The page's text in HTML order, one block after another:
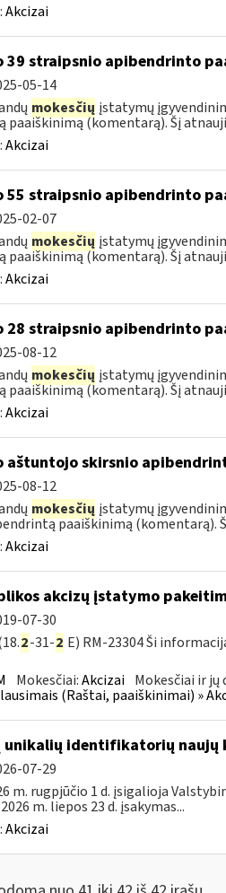
Akcizai
39 straipsnio apibendrinto
05-14
mokesčių įstatymų
(komentarą). Šį
Akcizai
55 straipsnio apibendrinto
02-07
mokesčių įstatymų
(komentarą). Šį
Akcizai
28 straipsnio apibendrinto
08-12
mokesčių įstatymų
(komentarą). Šį
Akcizai
aštuntojo skirsnio
08-12
mokesčių įstatymų
paaiškinimą (komentarą).
Akcizai
akcizų įstatymo
07-30
2-31-2 E) RM-23304 Ši
Mokesčiai:Akcizai Mokesčiai ir jų
(Raštai, paaiškinimai) »
unikalių identifikatorių
07-29
m. rugpjūčio 1 d. įsigalioja
m. liepos 23 d. įsakymas...
Akcizai